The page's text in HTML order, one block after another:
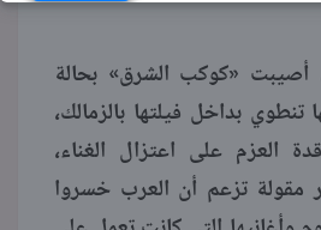
نكسة 1967، أصيبت «كوكب الشرق» بحالة
بداخل فيلتها بالزمالك،
العزم على اعتزال الغناء،
تزعم أن العرب خسروا